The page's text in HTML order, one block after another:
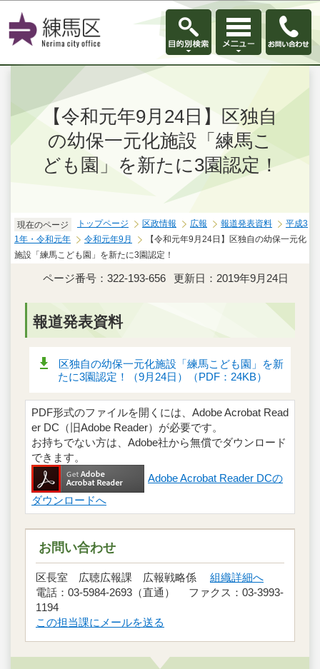
このページの本文へ移動
【令和元年9月24日】区独自
の幼保一元化施設「練馬こ
ども園」を新たに3園認定！
現在のページ トップページ 区政情報 広報 報道発表資料
平成3
1年・令和元年
令和元年9月
【令和元年9月24日】区独自の幼保一元化
施設「練馬こども園」を新たに3園認定！
ページ番号：322-193-656 更新日：2019年9月24日
報道発表資料
区独自の幼保一元化施設「練馬こども園」を新
たに3園認定！（9月24日）（PDF：24KB）
PDF形式のファイルを開くには、Adobe Acrobat Read
er DC（旧Adobe Reader）が必要です。
お持ちでない方は、Adobe社から無償でダウンロード
できます。
Adobe Acrobat Reader DCの
ダウンロードへ
お問い合わせ
区長室 広聴広報課 広報戦略係 組織詳細へ
電話：03-5984-2693（直通） ファクス：03-3993-
1194
この担当課にメールを送る